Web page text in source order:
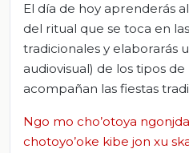
El día de hoy aprenderás
del ritual que se toca en
tradicionales y elaborarás
audiovisual) de los tipos
acompañan las fiestas
Ngo mo cho’otoya
chotoyo’oke kibe jon xu